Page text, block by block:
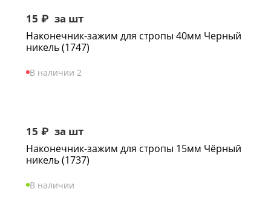
15 ₽ за шт
Наконечник-зажим для стропы 40мм Черный
никель (1747)
В наличии 2
15 ₽ за шт
Наконечник-зажим для стропы 15мм Чёрный
никель (1737)
В наличии